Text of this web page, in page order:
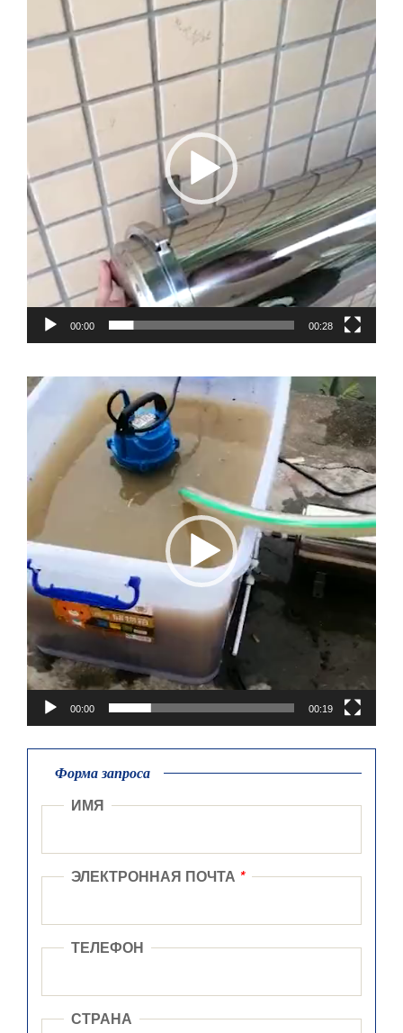
Player
00:00 00:28
Video
Player
00:00 00:19
Форма запроса
ИМЯ
ЭЛЕКТРОННАЯ ПОЧТА *
ТЕЛЕФОН
СТРАНА